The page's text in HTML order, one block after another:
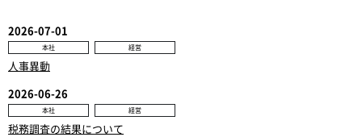
2026-07-01
本社 経営
人事異動
2026-06-26
本社 経営
税務調査の結果について